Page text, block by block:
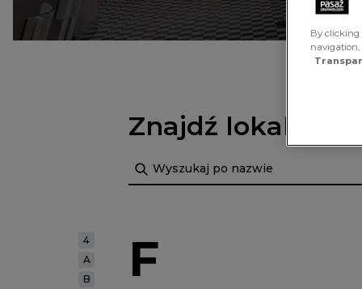
Znajdź lokal
Szukaj
4
A
B
F
By clicking